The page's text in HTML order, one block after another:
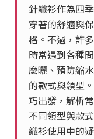
針織衫作為四
穿著的舒適與
格。不過，許
時常遇到各種
麼曬、預防縮
的款式與領型
巧出發，解析
不同領型與款
織衫使用中的